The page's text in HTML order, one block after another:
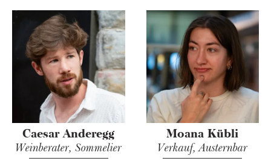
Caesar Anderegg
Weinberater, Sommelier
Moana Kübli
Verkauf, Austernbar